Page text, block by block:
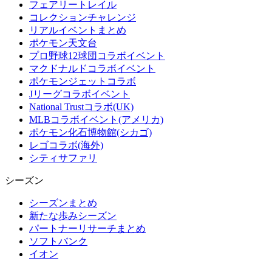
フェアリートレイル
コレクションチャレンジ
リアルイベントまとめ
ポケモン天文台
プロ野球12球団コラボイベント
マクドナルドコラボイベント
ポケモンジェットコラボ
Jリーグコラボイベント
National Trustコラボ(UK)
MLBコラボイベント(アメリカ)
ポケモン化石博物館(シカゴ)
レゴコラボ(海外)
シティサファリ
シーズン
シーズンまとめ
新たな歩みシーズン
パートナーリサーチまとめ
ソフトバンク
イオン